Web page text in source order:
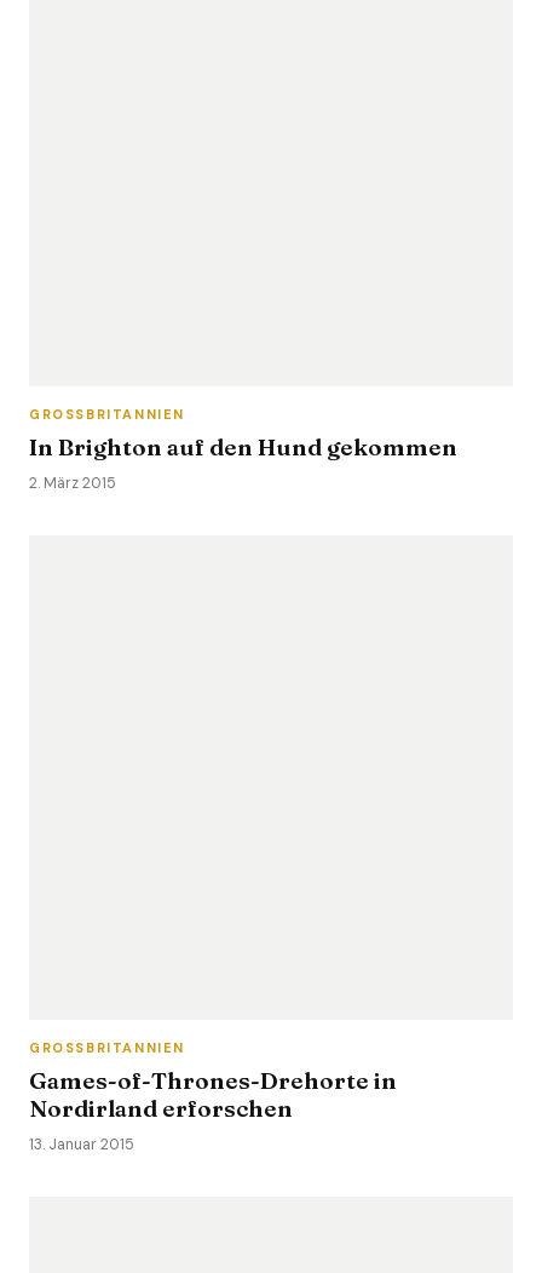
GROSSBRITANNIEN
In Brighton auf den Hund gekommen
2. März 2015
GROSSBRITANNIEN
Games-of-Thrones-Drehorte in
Nordirland erforschen
13. Januar 2015